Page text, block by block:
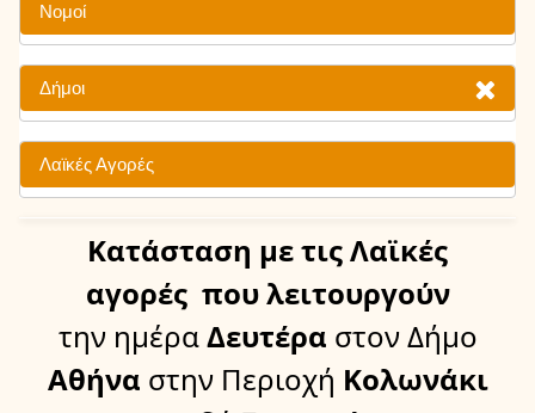
Νομοί
Δήμοι
Λαϊκές Αγορές
Κατάσταση με τις Λαϊκές
αγορές που λειτουργούν
την ημέραΔευτέρα στον Δήμο
Αθήνα στην Περιοχή Κολωνάκι